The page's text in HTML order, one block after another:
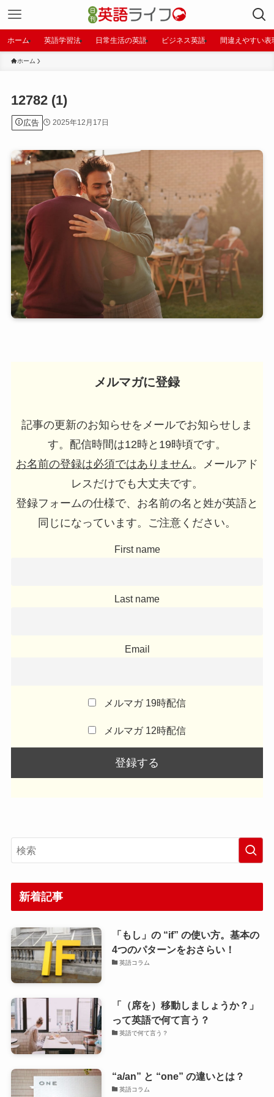
ホーム 英語学習法 日常生活の英語 ビジネス英語 間違えやすい表
ホーム
12782 (1)
広告 2025年12月17日
メルマガに登録
記事の更新のお知らせをメールでお知らせしま
す。配信時間は12時と19時頃です。
お名前の登録は必須ではありません。メールアド
レスだけでも大丈夫です。
登録フォームの仕様で、お名前の名と姓が英語と
同じになっています。ご注意ください。
First name
Last name
Email
メルマガ 19時配信
メルマガ 12時配信
新着記事
「もし」の “if” の使い方。基本の
4つのパターンをおさらい！
英語コラム
「（席を）移動しましょうか？」
って英語で何て言う？
英語で何て言う？
“a/an” と “one” の違いとは？
英語コラム